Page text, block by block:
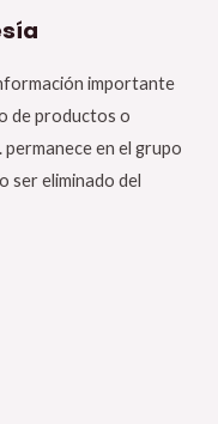
importante
de productos o
permanece en el grupo
ser eliminado del